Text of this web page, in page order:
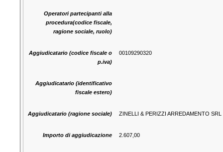
Operatori partecipanti alla
procedura(codice fiscale,
ragione sociale, ruolo)
Aggiudicatario (codice fiscale o
p.iva)
00109290320
Aggiudicatario (identificativo
fiscale estero)
Aggiudicatario (ragione sociale) ZINELLI & PERIZZI ARREDAMENTO SRL
Importo di aggiudicazione 2.607,00